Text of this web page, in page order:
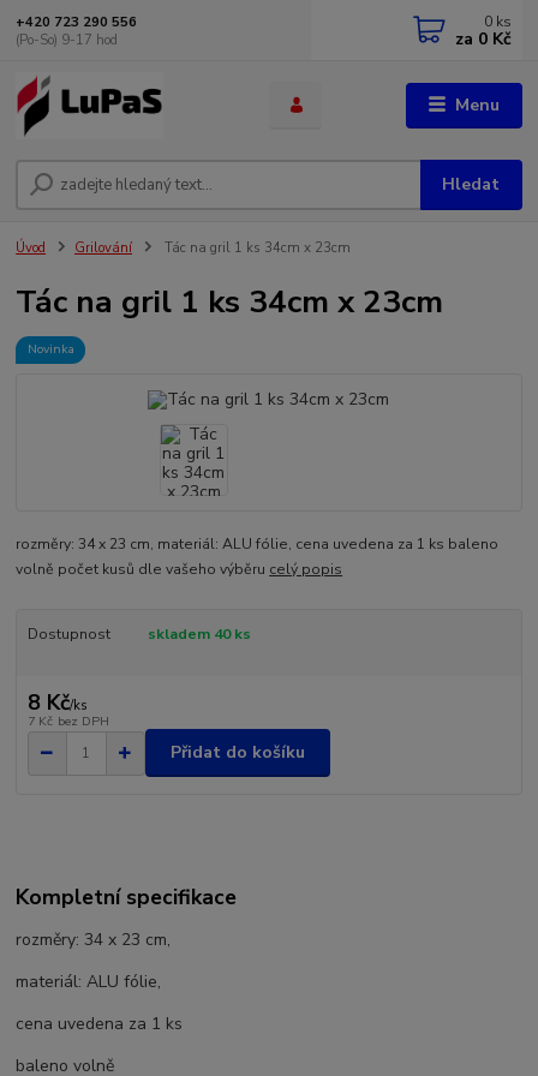
Menu
Hledat
+420 723 290 556
(Po-So) 9-17 hod
0 ks
za 0 Kč
Úvod Grilování Tác na gril 1 ks 34cm x 23cm
Tác na gril 1 ks 34cm x 23cm
Novinka
rozměry: 34 x 23 cm, materiál: ALU fólie, cena uvedena za 1 ks baleno
volně počet kusů dle vašeho výběru celý popis
Dostupnost skladem 40 ks
8 Kč/ks
7 Kč bez DPH
Přidat do košíku
Kompletní specifikace
rozměry: 34 x 23 cm,
materiál: ALU fólie,
cena uvedena za 1 ks
baleno volně